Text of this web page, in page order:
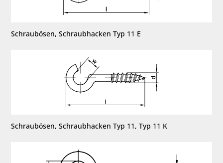
Schraubösen, Schraubhacken Typ 11 E
Schraubösen, Schraubhacken Typ 11, Typ 11 K